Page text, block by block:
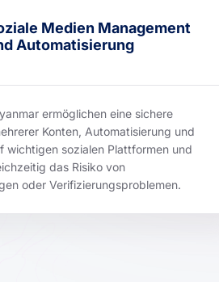
Medien Management
Automatisierung
ermöglichen eine sichere
Konten, Automatisierung und
wichtigen sozialen Plattformen und
das Risiko von
oder Verifizierungsproblemen.